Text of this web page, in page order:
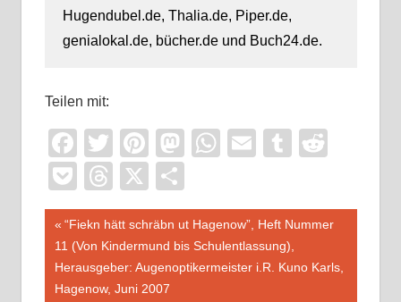
Hugendubel.de, Thalia.de, Piper.de,
genialokal.de, bücher.de und Buch24.de.
Teilen mit:
Facebook
TwitterPinterest
Mastodon
WhatsApp
EmailTumblr
PocketThreads
X
Beitragsnavigation
Vorheriger
Beitrag:
“Fiekn hätt schräbn ut Hagenow”, Heft Nummer
11 (Von Kindermund bis Schulentlassung),
Herausgeber: Augenoptikermeister i.R. Kuno Karls,
Hagenow, Juni 2007